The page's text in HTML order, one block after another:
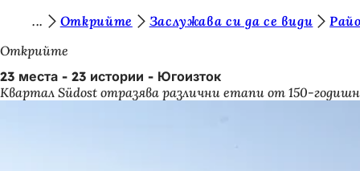
Преминаване към съдържанието
и
е
с
Открийте Заслужава си да се види
Открийте
23 места - 23 истории - Югоизток
Квартал Südost отразява различни етапи от 150-